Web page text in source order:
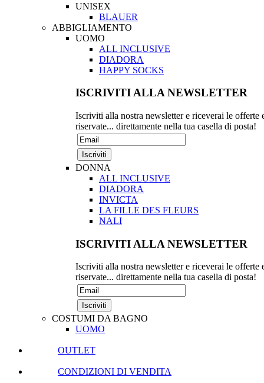
UNISEX
BLAUER
ABBIGLIAMENTO
UOMO
ALL INCLUSIVE
DIADORA
HAPPY SOCKS
ISCRIVITI ALLA NEWSLETTER
Iscriviti alla nostra newsletter e riceverai le offerte
riservate... direttamente nella tua casella di posta!
DONNA
ALL INCLUSIVE
DIADORA
INVICTA
LA FILLE DES FLEURS
NALI
ISCRIVITI ALLA NEWSLETTER
Iscriviti alla nostra newsletter e riceverai le offerte
riservate... direttamente nella tua casella di posta!
COSTUMI DA BAGNO
UOMO
OUTLET
CONDIZIONI DI VENDITA